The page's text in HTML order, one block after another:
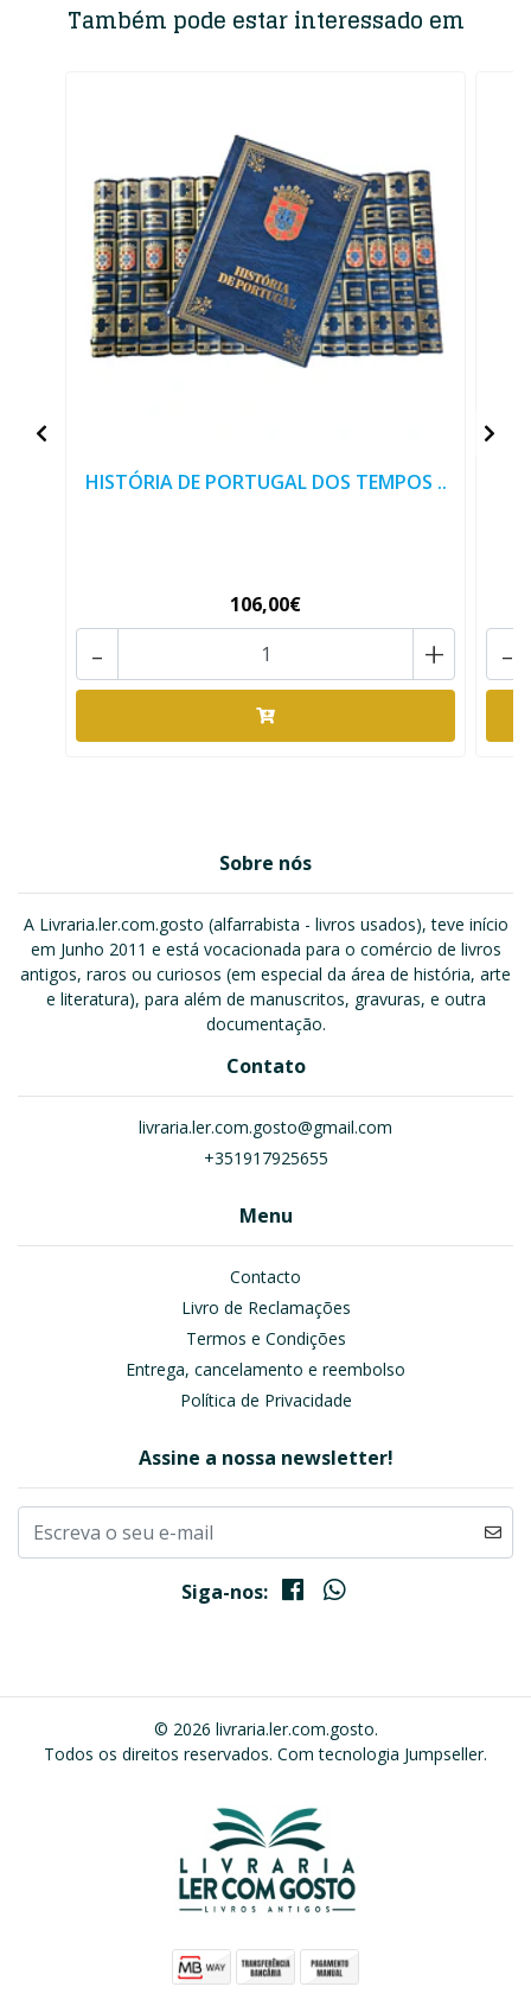
Também pode estar interessado em
HISTÓRIA DE PORTUGAL DOS TEMPOS ..
106,00€
+
- -
Sobre nós
A Livraria.ler.com.gosto (alfarrabista - livros usados), teve início
em Junho 2011 e está vocacionada para o comércio de livros
antigos, raros ou curiosos (em especial da área de história, arte
e literatura), para além de manuscritos, gravuras, e outra
documentação.
Contato
livraria.ler.com.gosto@gmail.com
+351917925655
Menu
Contacto
Livro de Reclamações
Termos e Condições
Entrega, cancelamento e reembolso
Política de Privacidade
Assine a nossa newsletter!
Siga-nos:
© 2026 livraria.ler.com.gosto.
Todos os direitos reservados. Com tecnologia Jumpseller.